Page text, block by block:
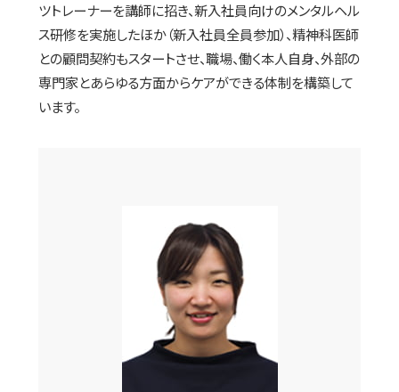
ツトレーナーを講師に招き、新入社員向けのメンタルヘル
ス研修を実施したほか（新入社員全員参加）、精神科医師
との顧問契約もスタートさせ、職場、働く本人自身、外部の
専門家とあらゆる方面からケアができる体制を構築して
います。